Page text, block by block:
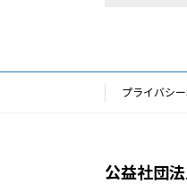
プライバシ
公益社団